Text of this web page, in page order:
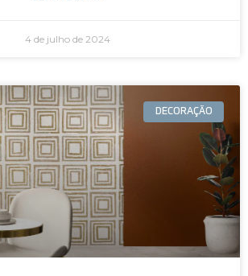
4 de julho de 2024
DECORAÇÃO